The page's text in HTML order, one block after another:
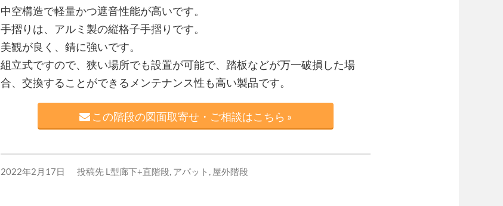
中空構造で軽量かつ遮音性能が高いです。
手摺りは、アルミ製の縦格子手摺りです。
美観が良く、錆に強いです。
組立式ですので、狭い場所でも設置が可能で、踏板などが万一破損した場
合、交換することができるメンテナンス性も高い製品です。
この階段の図面取寄せ・ご相談はこちら »
2022年2月17日 投稿先 L型廊下+直階段, アパット , 屋外階段